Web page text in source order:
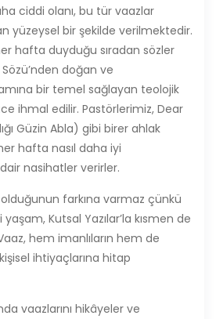
ciddi olanı, bu tür vaazlar
yüzeysel bir şekilde verilmektedir.
hafta duyduğu sıradan sözler
Sözü’nden doğan ve
bir temel sağlayan teolojik
ihmal edilir. Pastörlerimiz, Dear
Güzin Abla) gibi birer ahlak
hafta nasıl daha iyi
nasihatler verirler.
farkına varmaz çünkü
Kutsal Yazılar’la kısmen de
hem imanlıların hem de
ihtiyaçlarına hitap
vaazlarını hikâyeler ve